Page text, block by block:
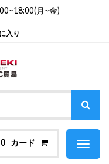
月~金)
入り
0 カード
Toggle